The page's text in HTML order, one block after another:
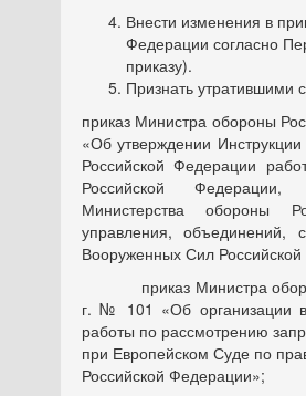
Внести изменения в
Федерации согласно
приказу).
Признать утратившими
приказ Министра обороны
«Об утверждении
Российской Федерации
Российской Федерации,
Министерства обороны
управления, объединений,
Вооруженных Сил
приказ Министра
г. № 101 «Об организации
работы по рассмотрению
при Европейском Суде по
Российской Федерации»;